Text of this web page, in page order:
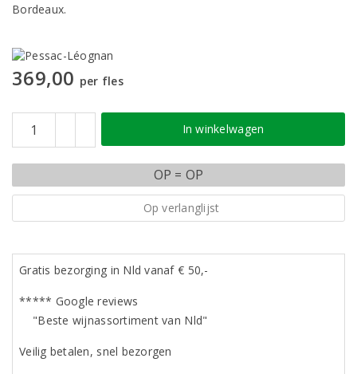
Bordeaux.
369,00 per fles
In winkelwagen
OP = OP
Op verlanglijst
Gratis bezorging in Nld vanaf € 50,-
***** Google reviews
"Beste wijnassortiment van Nld"
Veilig betalen, snel bezorgen